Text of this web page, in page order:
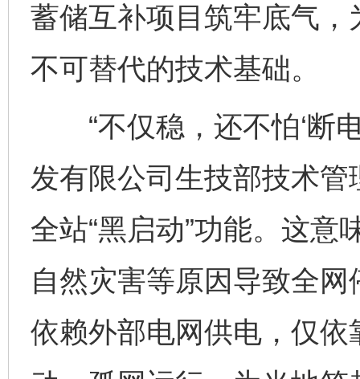
蓄储互补项目筑牢底气
不可替代的技术基础。
“不仅稳，还不怕‘断电
发有限公司生技部技术
全站“黑启动”功能。这
自然灾害等原因导致全
依赖外部电网供电，仅